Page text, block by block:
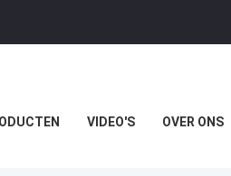
VIDEO'S OVER ONS